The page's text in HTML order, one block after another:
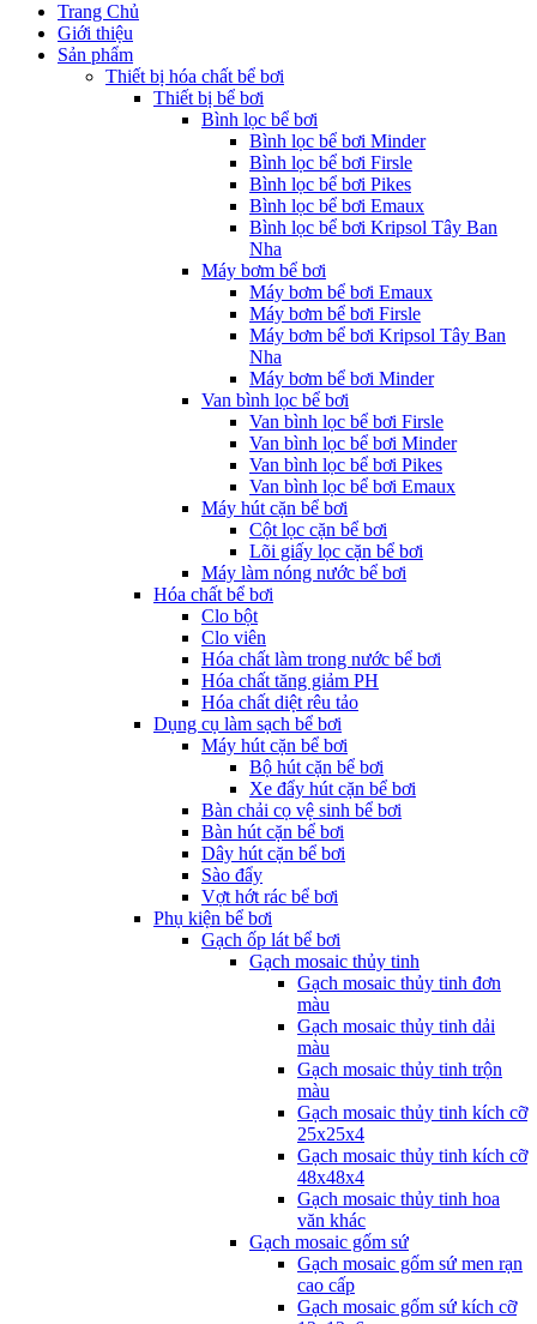
Trang Chủ
Giới thiệu
Sản phẩm
Thiết bị hóa chất bể bơi
Thiết bị bể bơi
Bình lọc bể bơi
Bình lọc bể bơi Minder
Bình lọc bể bơi Firsle
Bình lọc bể bơi Pikes
Bình lọc bể bơi Emaux
Bình lọc bể bơi Kripsol Tây Ban
Nha
Máy bơm bể bơi
Máy bơm bể bơi Emaux
Máy bơm bể bơi Firsle
Máy bơm bể bơi Kripsol Tây Ban
Nha
Máy bơm bể bơi Minder
Van bình lọc bể bơi
Van bình lọc bể bơi Firsle
Van bình lọc bể bơi Minder
Van bình lọc bể bơi Pikes
Van bình lọc bể bơi Emaux
Máy hút cặn bể bơi
Cột lọc cặn bể bơi
Lõi giấy lọc cặn bể bơi
Máy làm nóng nước bể bơi
Hóa chất bể bơi
Clo bột
Clo viên
Hóa chất làm trong nước bể bơi
Hóa chất tăng giảm PH
Hóa chất diệt rêu tảo
Dụng cụ làm sạch bể bơi
Máy hút cặn bể bơi
Bộ hút cặn bể bơi
Xe đẩy hút cặn bể bơi
Bàn chải cọ vệ sinh bể bơi
Bàn hút cặn bể bơi
Dây hút cặn bể bơi
Sào đẩy
Vợt hớt rác bể bơi
Phụ kiện bể bơi
Gạch ốp lát bể bơi
Gạch mosaic thủy tinh
Gạch mosaic thủy tinh đơn
màu
Gạch mosaic thủy tinh dải
màu
Gạch mosaic thủy tinh trộn
màu
Gạch mosaic thủy tinh kích cỡ
25x25x4
Gạch mosaic thủy tinh kích cỡ
48x48x4
Gạch mosaic thủy tinh hoa
văn khác
Gạch mosaic gốm sứ
Gạch mosaic gốm sứ men rạn
cao cấp
Gạch mosaic gốm sứ kích cỡ